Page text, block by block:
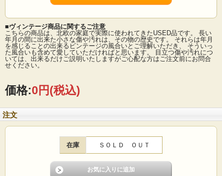
スウェーデンのクリスマスクロスです。クリスマスモチーフのリンゴがハンドプ
リントでデザインされています。小さなクリスマスツリーやオブジェなどのデコ
レーションの敷物にいかがでしょうか。
■製造国：スウェーデン
■メーカー：FROSO
■コンディション：使用感はあまりなく、よいヴィンテージコンディションです
■ヴィンテージ商品に関するご注意
こちらの商品は、北欧の家庭で実際に使われてきたUSED品です。 長い
年月の間に出来た小さな傷や汚れは、その物の歴史です。 それらは年月
を感じることの出来るビンテージの風合いとご理解いただき、 そういっ
た風合いも含めて愛していただければと思います。 目立つ傷や汚れにつ
いては、出来るだけご説明いたしますがご心配な方はご注文前にお問合
せください。
価格:0円(税込)
注文
在庫 ＳＯＬＤ ＯＵＴ